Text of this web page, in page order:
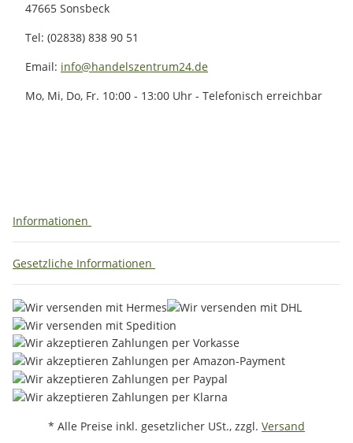
47665 Sonsbeck
Tel: (02838) 838 90 51
Email: info@handelszentrum24.de
Mo, Mi, Do, Fr. 10:00 - 13:00 Uhr - Telefonisch erreichbar
Informationen
Gesetzliche Informationen
* Alle Preise inkl. gesetzlicher USt., zzgl. Versand